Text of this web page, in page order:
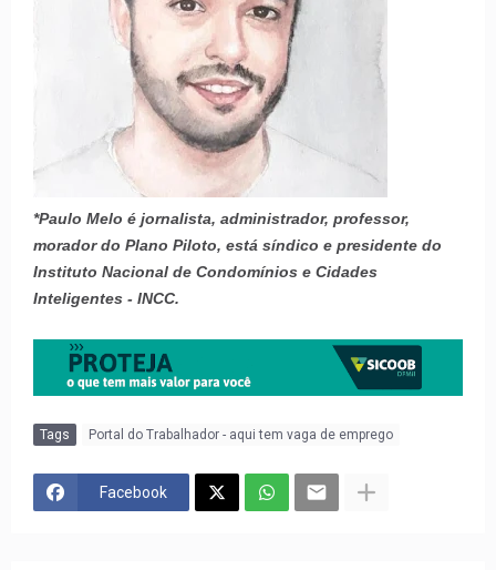
*Paulo Melo é jornalista, administrador, professor,
morador do Plano Piloto, está síndico e presidente do
Instituto Nacional de Condomínios e Cidades
Inteligentes - INCC.
Tags Portal do Trabalhador - aqui tem vaga de emprego
Facebook